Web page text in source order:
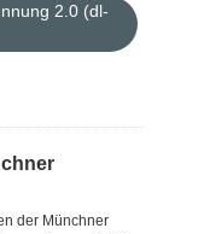
2.0 (dl-
der Münchner